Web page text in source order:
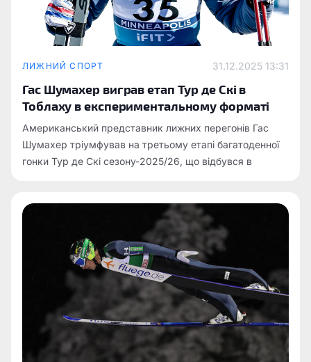
ЛИЖНИЙ СПОРТ 31.12.2025 13:31
Гас Шумахер виграв етап Тур де Скі в
Тоблаху в експериментальному форматі
Американський представник лижних перегонів Гас
Шумахер тріумфував на третьому етапі багатоденної
гонки Тур де Скі сезону-2025/26, що відбувся в